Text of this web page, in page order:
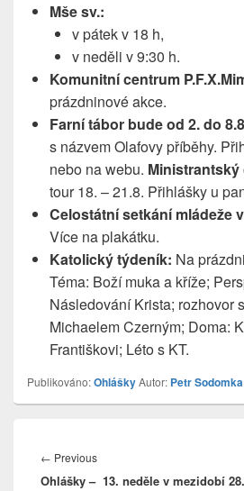
Mše sv.:
v pátek v 18 h,
v neděli v 9:30 h.
Komunitní centrum
prázdninové akce.
Farní tábor bude od 2. do
s názvem Olafovy příběhy.
nebo na webu.
tour 18. – 21.8. Přihlášky u
Celostátní setkání mládeže
Více na plakátku.
Katolický týdeník: Na
Téma: Boží muka a kříže;
Následování Krista; rozhovor
Michaelem Czerným; Doma:
Františkovi; Léto s KT.
Publikováno:OhláškyAutor: Petr Sodomka
pro
příspěvek
← PreviousPrevious
post:
Ohlášky – 13. neděle v mezidobí